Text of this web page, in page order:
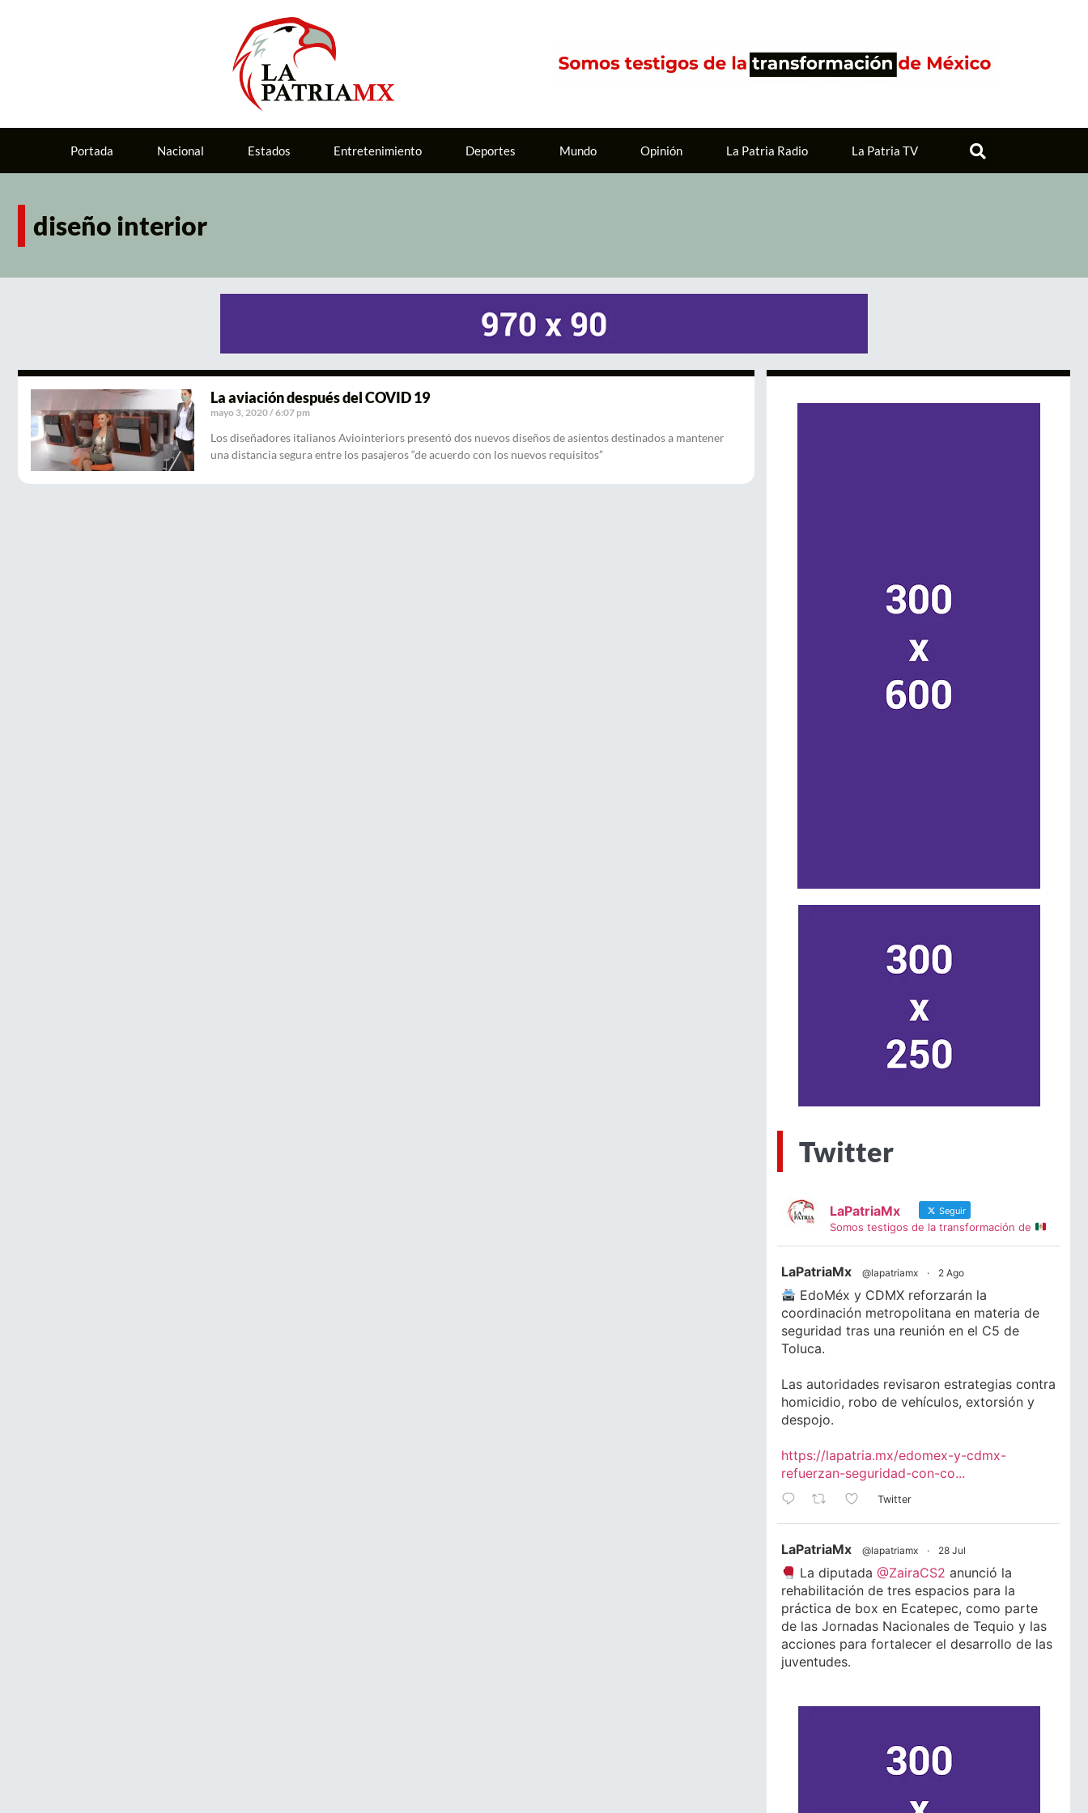
Portada Nacional Estados Entretenimiento Deportes Mundo Opinión La Patria Radio La Patria TV
diseño interior
La aviación después del COVID 19
mayo 3, 2020 6:07 pm
Los diseñadores italianos Aviointeriors presentó dos nuevos diseños de asientos destinados a mantener
una distancia segura entre los pasajeros “de acuerdo con los nuevos requisitos”
Twitter
LaPatriaMx Seguir
Somos testigos de la transformación de
LaPatriaMx @lapatriamx · 2 Ago
EdoMéx y CDMX reforzarán la
coordinación metropolitana en materia de
seguridad tras una reunión en el C5 de
Toluca.
Las autoridades revisaron estrategias contra
homicidio, robo de vehículos, extorsión y
despojo.
https://lapatria.mx/edomex-y-cdmx-
refuerzan-seguridad-con-co...
Twitter
LaPatriaMx @lapatriamx · 28 Jul
La diputada@ZairaCS2 anunció la
rehabilitación de tres espacios para la
práctica de box en Ecatepec, como parte
de las Jornadas Nacionales de Tequio y las
acciones para fortalecer el desarrollo de las
juventudes.
Twitter
@lapatriamx